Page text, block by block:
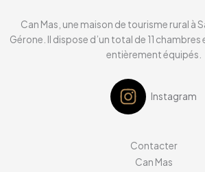
Can Mas, une maison de tourisme rural à
Gérone. Il dispose d’un total de 11
entièrement équipés.
Instagram
Contacter
Can Mas